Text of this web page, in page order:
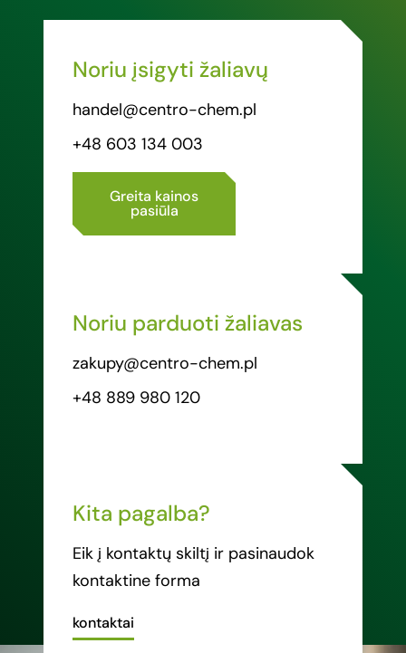
Noriu įsigyti žaliavų
handel@centro-chem.pl
+48 603 134 003
Greita kainos
pasiūla
Noriu parduoti žaliavas
zakupy@centro-chem.pl
+48 889 980 120
Kita pagalba?
Eik į kontaktų skiltį ir pasinaudok
kontaktine forma
kontaktai